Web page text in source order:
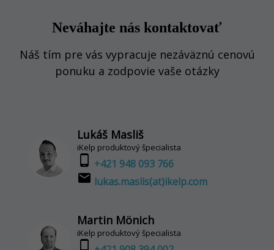
Neváhajte nás kontaktovať
Náš tím pre vás vypracuje nezáväznú cenovú
ponuku a zodpovie vaše otázky
Lukáš Masliš
iKelp produktový špecialista
phone_android +421 948 093 766
email lukas.maslis(at)ikelp.com
Martin Mönich
iKelp produktový špecialista
phone_android